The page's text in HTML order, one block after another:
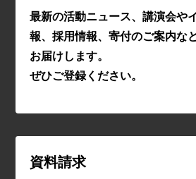
最新の活動ニュース、講演会や
報、採用情報、寄付のご案内な
お届けします。
ぜひご登録ください。
資料請求